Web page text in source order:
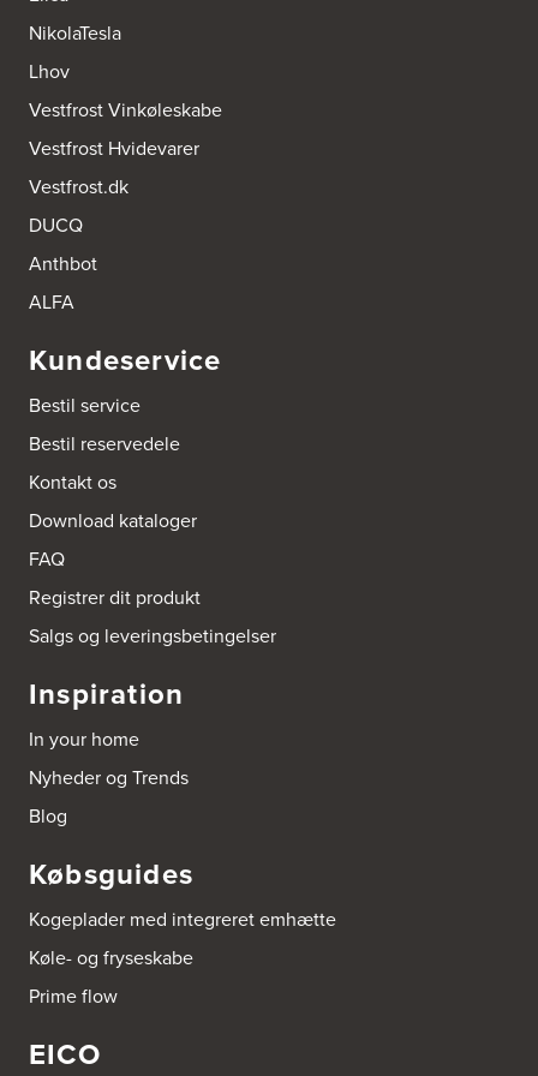
AUBO Køkken & Bad Østerbro
2100 København Ø
http://www.aubo.dk
Industrivej 8
5560 Aarup
Tel.: 70101005
https://hvidtogfrit.dk/forhandler/aktiv-hvidevareservice/
Amager Køkken bad & Garderobe
2770 Kastrup
http://www.amagerkoekken.dk/
Gutenbergvej 1
9510 Arden
Tel.:
http://www.el-salg.dk
Arnum El-service ApS
Vestergade 30
6510 Gram
http://www.el-salg.dk
Norgesvej 24C
Tel.: 73702533
http://www.aubo.dk
Aubo Køkken & Bad Helsingør
3000 Helsingør
NikolaTesla
Lhov
Vestfrost Vinkøleskabe
Vestfrost Hvidevarer
Vestfrost.dk
DUCQ
Anthbot
ALFA
Kundeservice
Bestil service
Bestil reservedele
Kontakt os
Download kataloger
FAQ
Registrer dit produkt
Salgs og leveringsbetingelser
Inspiration
In your home
Nyheder og Trends
Blog
Købsguides
Kogeplader med integreret emhætte
Køle- og fryseskabe
Prime flow
EICO